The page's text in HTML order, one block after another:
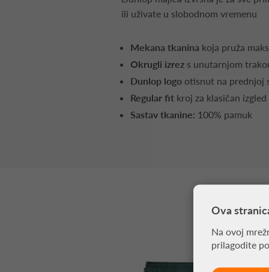
ili uživate u slobodnom vremenu
Mekana tkanina koja pruža
Okrugli izrez s unutarnjom
Dunlop logo otisnut na prednjoj
Regular fit kroj za klasičan
Sastav tkanine: 100% pamuk
-30%
Ova
Na ovoj
prilagodite